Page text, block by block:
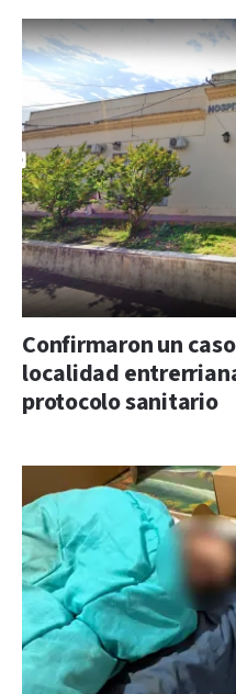
Confirmaron un
localidad
protocolo sanitario